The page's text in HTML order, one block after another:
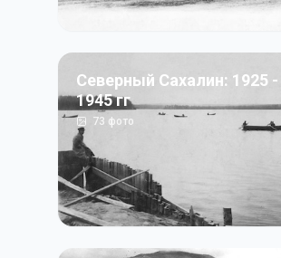
Северный Сахалин: 1925 -
1945 гг
73 фото